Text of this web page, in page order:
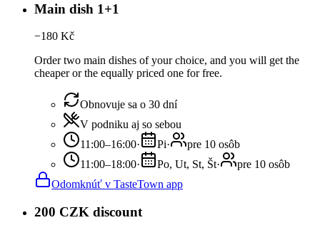
Main dish 1+1
−180 Kč
Order two main dishes of your choice, and you will get the
cheaper or the equally priced one for free.
Obnovuje sa o 30 dní
V podniku aj so sebou
11:00–16:00· Pi·
pre 10 osôb
11:00–18:00· Po, Ut, St, Št·
pre 10 osôb
Odomknúť v TasteTown app
200 CZK discount